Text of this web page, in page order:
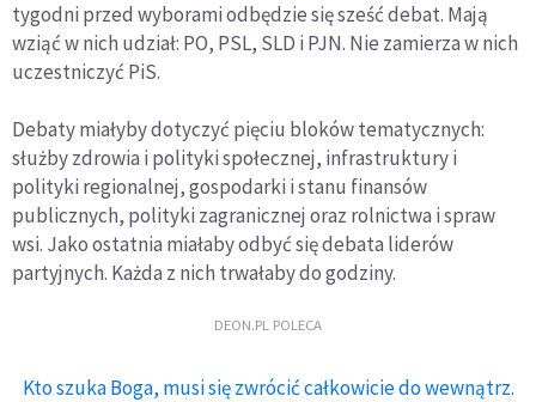
tygodni przed wyborami odbędzie się sześć debat. Mają
wziąć w nich udział: PO, PSL, SLD i PJN. Nie zamierza w nich
uczestniczyć PiS.
Debaty miałyby dotyczyć pięciu bloków tematycznych:
służby zdrowia i polityki społecznej, infrastruktury i
polityki regionalnej, gospodarki i stanu finansów
publicznych, polityki zagranicznej oraz rolnictwa i spraw
wsi. Jako ostatnia miałaby odbyć się debata liderów
partyjnych. Każda z nich trwałaby do godziny.
DEON.PL POLECA
Kto szuka Boga, musi się zwrócić całkowicie do wewnątrz.